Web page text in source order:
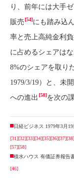
り、前年には大手
販売 [54]にも踏み込
率と売上高純金利
に占めるシェアは
8%のシェアを取り
1979/3/19）と、未
への進出 [58]を次の
日経ビジネス 1979年3月
[31][32][33][34][35][36][37][38]
[57][58]
積水ハウス 有価証券報告
[46]